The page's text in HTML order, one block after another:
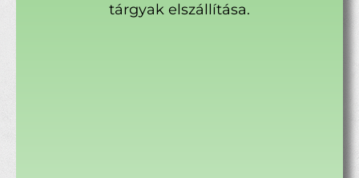
tárgyak elszállítása.